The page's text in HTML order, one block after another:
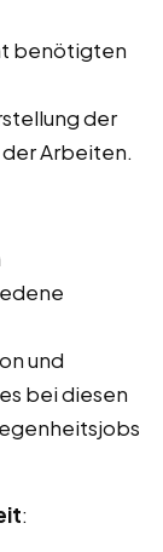
benötigten
der
Arbeiten.
und
bei diesen
: